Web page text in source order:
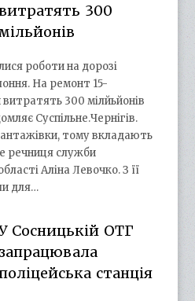
300
роботи на дорозі
На ремонт 15-
300 мілйьйонів
Суспільне.Чернігів.
тому вкладають
речниця служби
Аліна Левочко. З її
для…
Сосницькій ОТГ
запрацювала
станція